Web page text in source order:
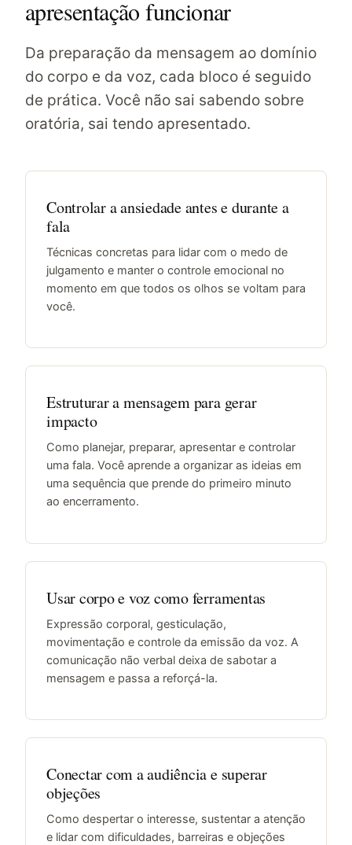
apresentação funcionar
Da preparação da mensagem ao domínio
do corpo e da voz, cada bloco é seguido
de prática. Você não sai sabendo sobre
oratória, sai tendo apresentado.
Controlar a ansiedade antes e durante a
fala
Técnicas concretas para lidar com o medo de
julgamento e manter o controle emocional no
momento em que todos os olhos se voltam para
você.
Estruturar a mensagem para gerar
impacto
Como planejar, preparar, apresentar e controlar
uma fala. Você aprende a organizar as ideias em
uma sequência que prende do primeiro minuto
ao encerramento.
Usar corpo e voz como ferramentas
Expressão corporal, gesticulação,
movimentação e controle da emissão da voz. A
comunicação não verbal deixa de sabotar a
mensagem e passa a reforçá-la.
Conectar com a audiência e superar
objeções
Como despertar o interesse, sustentar a atenção
e lidar com dificuldades, barreiras e objeções